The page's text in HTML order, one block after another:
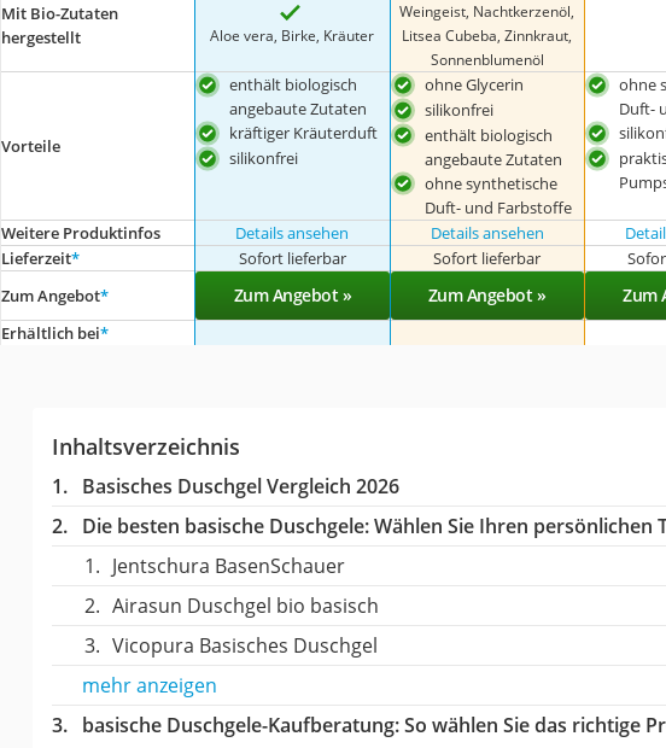
Mit Bio-Zutaten
hergestellt
Aloe vera, Birke, Kräuter
Weingeist, Nachtkerzenöl,
Litsea Cubeba, Zinnkraut,
Sonnenblumenöl
Vorteile
enthält biologisch
angebaute Zutaten
kräftiger Kräuterduft
silikonfrei
ohne Glycerin
silikonfrei
enthält biologisch
angebaute Zutaten
ohne synthetische
Duft- und Farbstoffe
ohne
Duft-
Weitere Produktinfos Details ansehen Details ansehen
Lieferzeit* Sofort lieferbar Sofort lieferbar
Zum Angebot* Zum Angebot » Zum Angebot » Zum
Erhältlich bei*
Inhaltsverzeichnis
Basisches Duschgel Vergleich 2026
Die besten basische Duschgele:Wählen Sie Ihren persönlichen
Jentschura BasenSchauer
Airasun Duschgel bio basisch
Vicopura Basisches Duschgel
mehr anzeigen
basische Duschgele-Kaufberatung: So wählen Sie das richtige